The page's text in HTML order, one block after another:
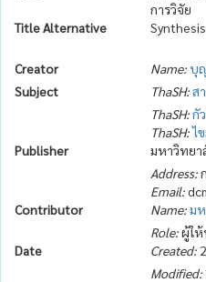
การวิจัย
Title Alternative
Creator Name:บุ
Subject
ThaSH:ส
ThaSH:กั
ThaSH:ไ
Publisher
มหาวิทยา
Address:
Email:
Contributor
Name:ม
Role:ผู้ใ
Date
Created:
Modified: